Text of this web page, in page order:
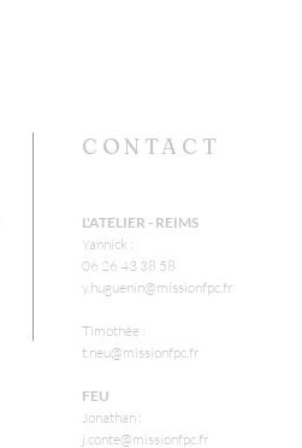
CONTACT
L'ATELIER - REIMS
Yannick :
06 26 43 38 58
y.huguenin@missionfpc.fr
Timothée :
t.neu@missionfpc.fr
FEU
Jonathan :
j.conte@missionfpc.fr